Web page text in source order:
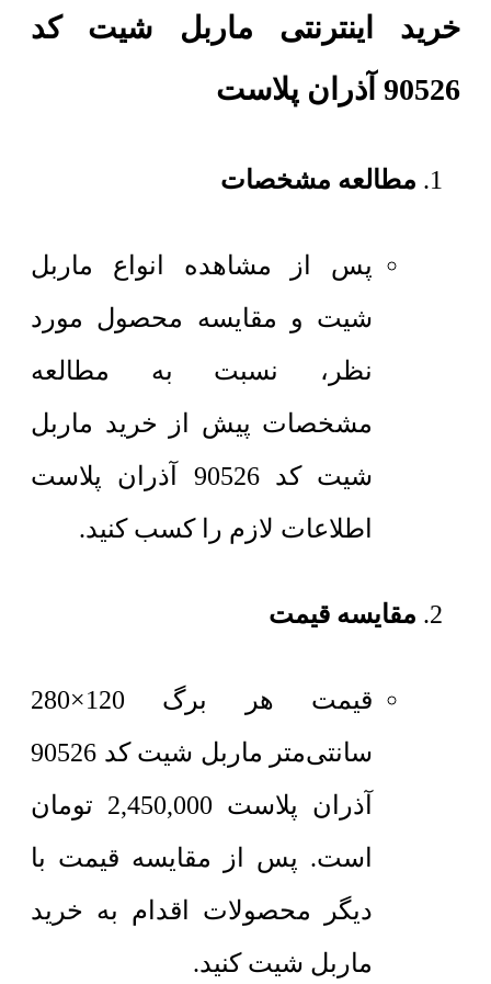
خرید اینترنتی ماربل شیت کد
90526 آذران پلاست
مطالعه مشخصات
پس از مشاهده انواع ماربل
شیت و مقایسه محصول مورد
نظر، نسبت به مطالعه
مشخصات پیش از خرید ماربل
شیت کد 90526 آذران پلاست
اطلاعات لازم را کسب کنید.
مقایسه قیمت
قیمت هر برگ 120×280
سانتی‌متر
ماربل شیت کد 90526
آذران پلاست 2,450,000 تومان
است. پس از مقایسه قیمت با
دیگر محصولات اقدام به خرید
ماربل شیت کنید.